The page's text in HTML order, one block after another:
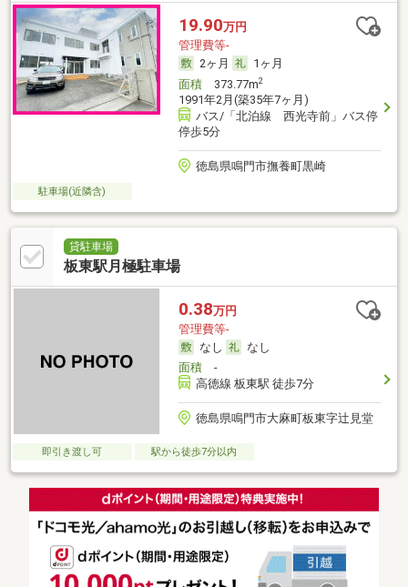
19.90万円
管理費等-
2ヶ月
1ヶ月
面積373.77m2
1991年2月(築35年7ヶ月)
バス/「北泊線 西光寺前」バス停
停歩5分
徳島県鳴門市撫養町黒崎
駐車場(近隣含)
貸駐車場
板東駅月極駐車場
0.38万円
管理費等-
なし
なし
面積-
高徳線 板東駅 徒歩7分
徳島県鳴門市大麻町板東字辻見堂
即引き渡し可 駅から徒歩7分以内